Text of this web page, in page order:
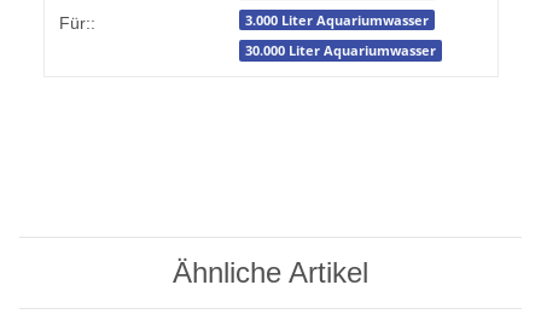
Für::
3.000 Liter Aquariumwasser
30.000 Liter Aquariumwasser
Ähnliche Artikel